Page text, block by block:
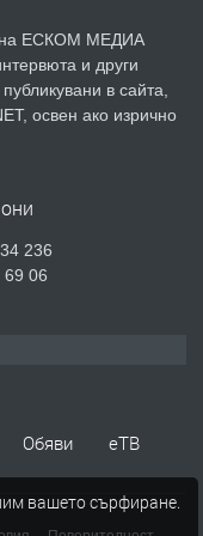
преди 4 месеца
в с. Ябълково,
ряпа Дайкон
на ЕСКОМ МЕДИА
и други
в сайта,
освен ако изрично
236
69 06
Обяви
еТВ
вашето сърфиране.